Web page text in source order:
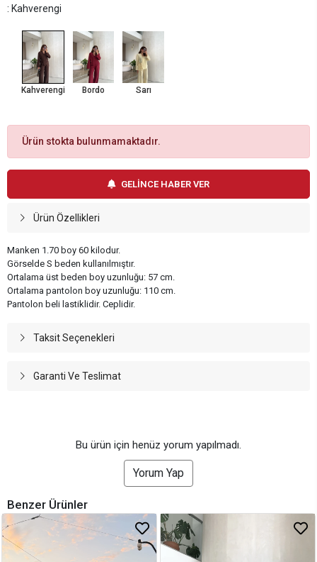
: Kahverengi
Kahverengi Bordo Sarı
Ürün stokta bulunmamaktadır.
GELİNCE HABER VER
Ürün Özellikleri
Manken 1.70 boy 60 kilodur.
Görselde S beden kullanılmıştır.
Ortalama üst beden boy uzunluğu: 57 cm.
Ortalama pantolon boy uzunluğu: 110 cm.
Pantolon beli lastiklidir. Ceplidir.
Taksit Seçenekleri
Garanti Ve Teslimat
Bu ürün için henüz yorum yapılmadı.
Yorum Yap
Benzer Ürünler